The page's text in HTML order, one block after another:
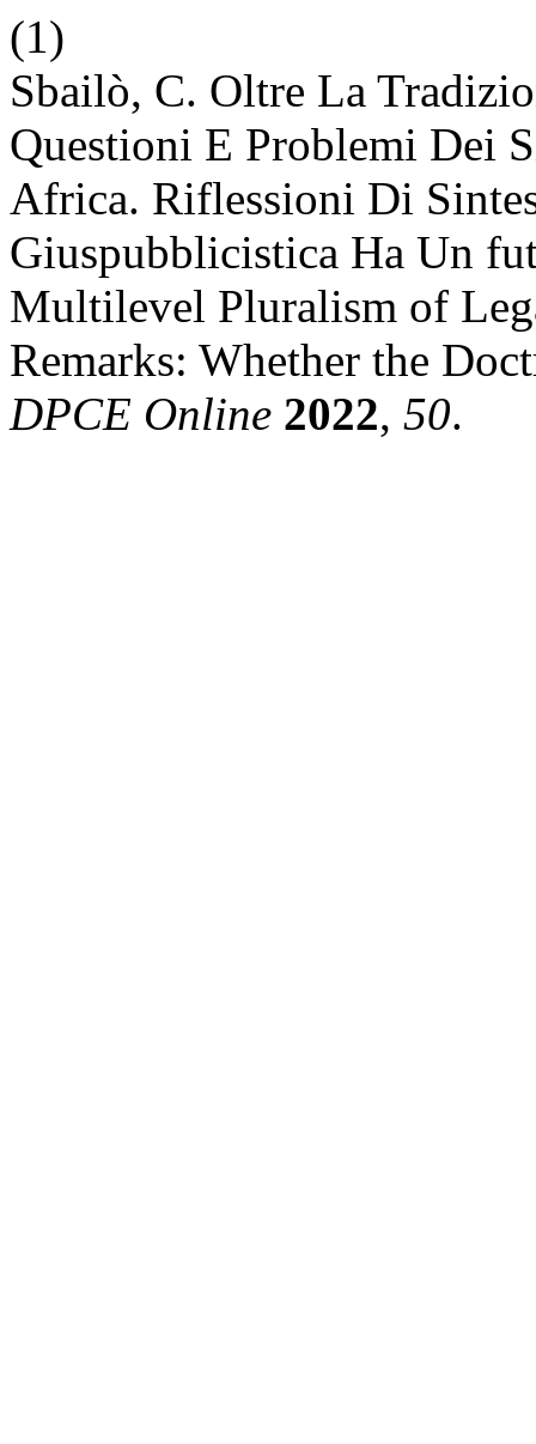
(1)
Sbailò, C. Oltre La
Questioni E Problemi Dei
Africa. Riflessioni Di
Giuspubblicistica Ha Un
Multilevel Pluralism of
Remarks: Whether the
DPCE Online 2022, 50.